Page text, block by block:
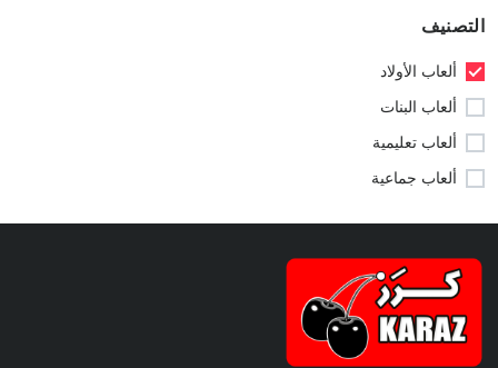
التصنيف
ألعاب الأولاد
ألعاب البنات
ألعاب تعليمية
ألعاب جماعية